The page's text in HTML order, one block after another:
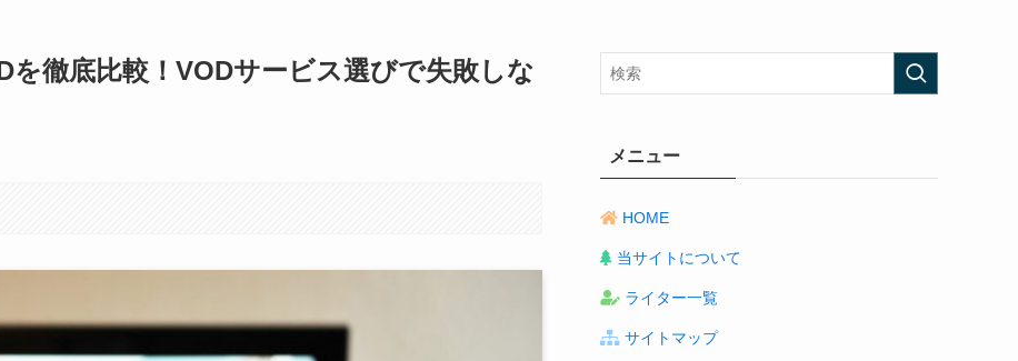
を徹底比較！VODサービス選びで失敗しな
メニュー
HOME
当サイトについて
ライター一覧
サイトマップ